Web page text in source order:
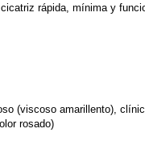
rápida, mínima y
(viscoso amarillento),
rosado)